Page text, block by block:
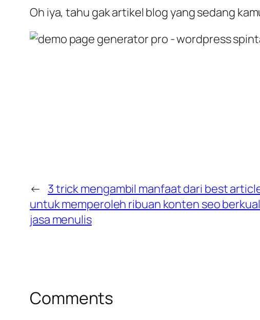
Oh iya, tahu gak artikel blog yang sedang
← 3 trick mengambil manfaat dari best
untuk memperoleh ribuan konten seo
jasa menulis
Comments